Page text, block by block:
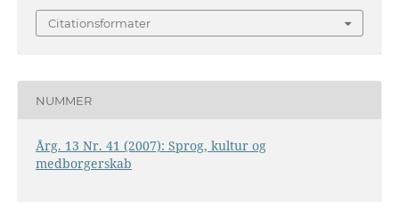
Citationsformater
NUMMER
Årg. 13 Nr. 41 (2007): Sprog, kultur og
medborgerskab